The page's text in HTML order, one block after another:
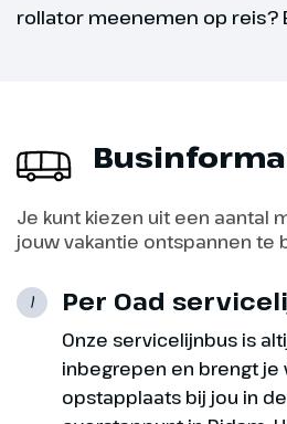
weg naar
geniet je van
prachtige reis
bijzondere
(€) =
rollator meenemen op reis?
Je kunt kiezen uit een aantal
jouw vakantie ontspannen te
1 Per Oad
Onze servicelijnbus is
inbegrepen en brengt je
opstapplaats bij jou in